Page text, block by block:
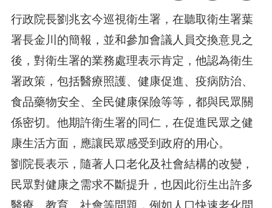
行政院長劉兆玄今巡視衛生署，在聽取衛生署葉
署長金川的簡報，並和參加會議人員交換意見之
後，對衛生署的業務處理表示肯定，他認為衛生
署政策，包括醫療照護、健康促進、疫病防治、
食品藥物安全、全民健康保險等等，都與民眾關
係密切。他期許衛生署的同仁，在促進民眾之健
康生活方面，應讓民眾感受到政府的用心。
劉院長表示，隨著人口老化及社會結構的改變，
民眾對健康之需求不斷提升，也因此衍生出許多
醫療、教育、社會等問題，例如人口快速老化問